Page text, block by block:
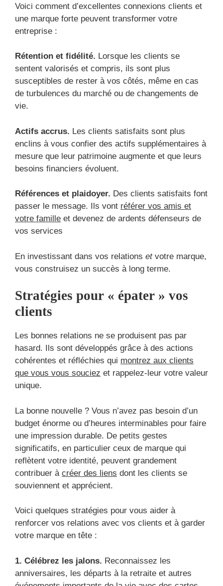
Voici comment d’excellentes connexions clients et
une marque forte peuvent transformer votre
entreprise :
Rétention et fidélité. Lorsque les clients se
sentent valorisés et compris, ils sont plus
susceptibles de rester à vos côtés, même en cas
de turbulences du marché ou de changements de
vie.
Actifs accrus. Les clients satisfaits sont plus
enclins à vous confier des actifs supplémentaires à
mesure que leur patrimoine augmente et que leurs
besoins financiers évoluent.
Références et plaidoyer. Des clients satisfaits font
passer le message. Ils vont référer vos amis et
votre famille et devenez de ardents défenseurs de
vos services
En investissant dans vos relations etvotre marque,
vous construisez un succès à long terme.
Stratégies pour « épater » vos
clients
Les bonnes relations ne se produisent pas par
hasard. Ils sont développés grâce à des actions
cohérentes et réfléchies qui montrez aux clients
que vous vous souciez et rappelez-leur votre valeur
unique.
La bonne nouvelle ? Vous n’avez pas besoin d’un
budget énorme ou d’heures interminables pour faire
une impression durable. De petits gestes
significatifs, en particulier ceux de marque qui
reflètent votre identité, peuvent grandement
contribuer à créer des liens dont les clients se
souviennent et apprécient.
Voici quelques stratégies pour vous aider à
renforcer vos relations avec vos clients et à garder
votre marque en tête :
1. Célébrez les jalons. Reconnaissez les
anniversaires, les départs à la retraite et autres